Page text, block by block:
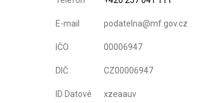
E-mail podatelna@mf.gov.cz
IČO 00006947
DIČ CZ00006947
ID Datové
xzeaauv